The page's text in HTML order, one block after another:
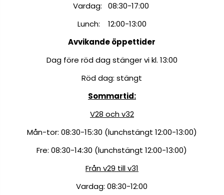
Vardag: 08:30-17:00
Lunch: 12:00-13:00
Avvikande öppettider
Dag före röd dag stänger vi kl. 13:00
Röd dag: stängt
Sommartid:
V28 och v32
Mån-tor: 08:30-15:30 (lunchstängt 12:00-13:00)
Fre: 08:30-14:30 (lunchstängt 12:00-13:00)
Från v29 till v31
Vardag: 08:30-12:00